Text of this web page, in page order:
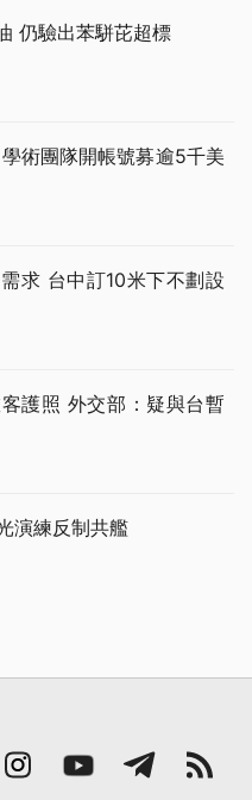
仍驗出苯駢芘超標
術團隊開帳號募逾5千美
求 台中訂10米下不劃設
護照 外交部：疑與台暫
演練反制共艦